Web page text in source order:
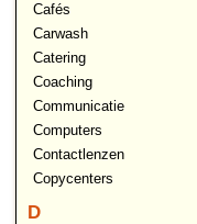
Cafés
Carwash
Catering
Coaching
Communicatie
Computers
Contactlenzen
Copycenters
D